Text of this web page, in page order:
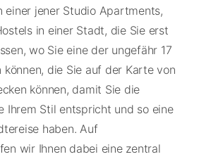
einer jener Studio Apartments,
in einer Stadt, die Sie erst
wo Sie eine der ungefähr 17
die Sie auf der Karte von
können, damit Sie die
Ihrem Stil entspricht und so eine
haben. Auf
wir Ihnen dabei eine zentral